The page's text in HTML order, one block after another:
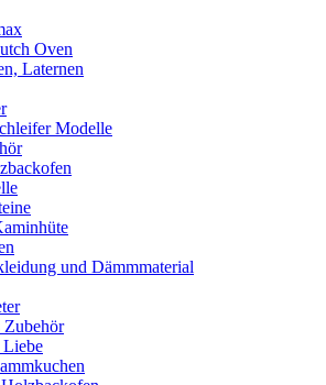
Oven
Laternen
Modelle
und Dämmmaterial
Zubehör
Liebe